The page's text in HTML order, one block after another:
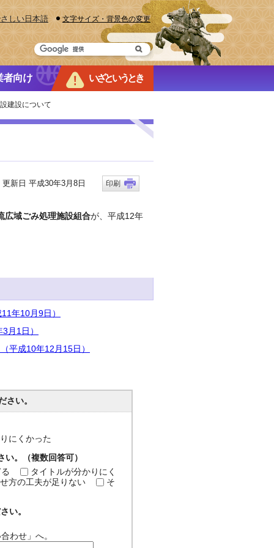
しい日本語 文字サイズ・背景色の変更
者向け いざというとき
建設について
新日 平成30年3月8日 印刷
広域ごみ処理施設組合が、平成12年
年10月9日）
月1日）
平成10年12月15日）
さい。
にくかった
。（複数回答可）
タイトルが分かりにく
方の工夫が足りない
そ
い。
わせ」へ。